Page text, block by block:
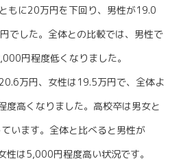
もに20万円を下回り、男性が19.0
でした。全体との比較では、男性で
円程度低くなりました。
万円、女性は19.5万円で、全体よ
度高くなりました。高校卒は男女と
います。全体と比べると男性が
は5,000円程度高い状況です。